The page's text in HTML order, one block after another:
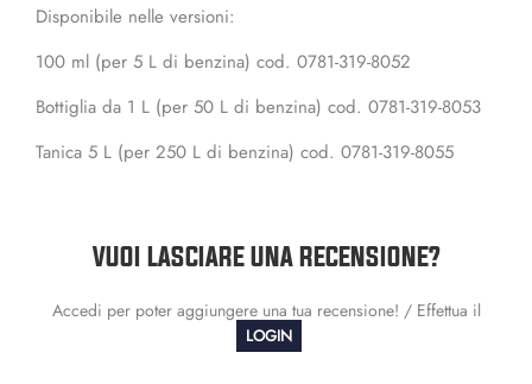
Disponibile nelle versioni:
100 ml (per 5 L di benzina) cod. 0781-319-8052
Bottiglia da 1 L (per 50 L di benzina) cod. 0781-319-8053
Tanica 5 L (per 250 L di benzina) cod. 0781-319-8055
VUOI LASCIARE UNA RECENSIONE?
Accedi per poter aggiungere una tua recensione! / Effettua il
LOGIN